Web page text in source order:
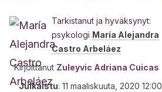
Tarkistanut ja hyväksynyt:
psykologi María Alejandra
Castro Arbeláez
Kirjoittanut Zuleyvic Adriana Cuicas
Julkaistu: 11 maaliskuuta, 2020 12:00